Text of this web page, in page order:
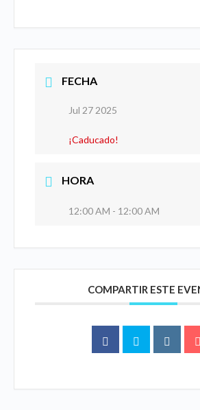
FECHA
Jul 27 2025
¡Caducado!
HORA
12:00 AM - 12:00 AM
COMPARTIR ESTE